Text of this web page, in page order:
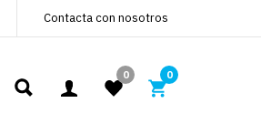
Contacta con nosotros
0 0